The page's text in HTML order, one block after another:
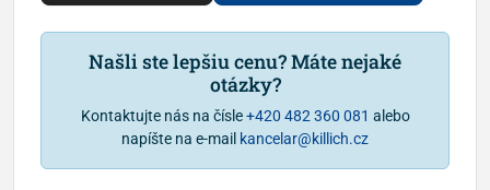
Našli ste lepšiu cenu? Máte nejaké
otázky?
Kontaktujte nás na čísle+420 482 360 081 alebo
napíšte na e-mail kancelar@killich.cz